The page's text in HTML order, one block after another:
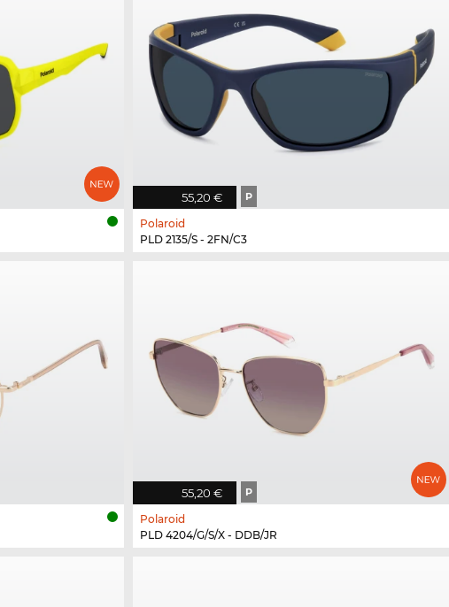
55,20 € P
Polaroid
PLD 2135/S - 2FN/C3
55,20 € P
Polaroid
PLD 4204/G/S/X - DDB/JR